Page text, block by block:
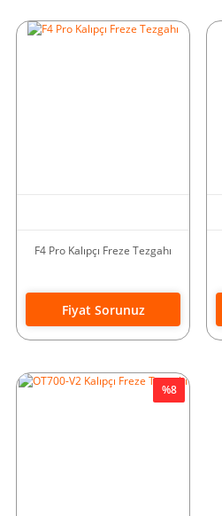
F4 Pro Kalıpçı Freze Tezgahı
Fiyat Sorunuz
%8